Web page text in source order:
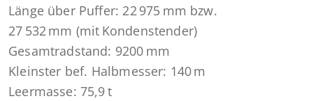
Länge über Puffer: 22 975 mm bzw.
27 532 mm (mit Kondenstender)
Gesamtradstand: 9200 mm
Kleinster bef. Halbmesser: 140 m
Leermasse: 75,9 t